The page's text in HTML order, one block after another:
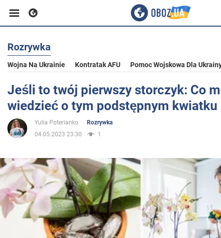
Biznes
Sport
Rozrywka
Polityka
Społeczeństwo
Rozrywka
Wojna Na Ukrainie Kontratak AFU Pomoc Wojskowa Dla
Jeśli to twój pierwszy storczyk: Co
wiedzieć o tym podstępnym kwiatku
Yulia Poterianko
Rozrywka
04.05.2023 23:30
1